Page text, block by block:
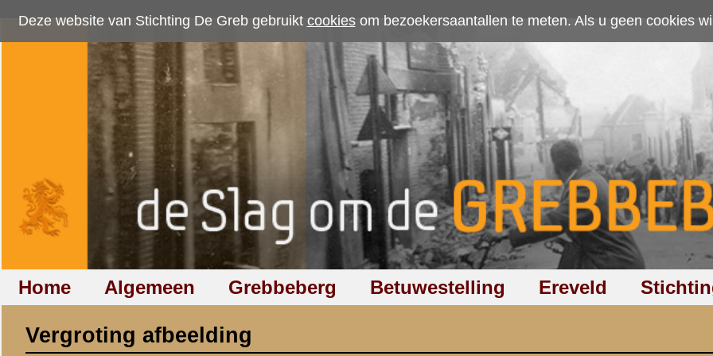
Deze website van Stichting De Greb gebruikt cookies om bezoekersaantallen te meten. Als u geen cookies wilt toestaan kunt u hier klikken Accepteer cookies
Home Algemeen Grebbeberg Ereveld Stichting Discussiegroep Zoeken
Vergroting afbeelding